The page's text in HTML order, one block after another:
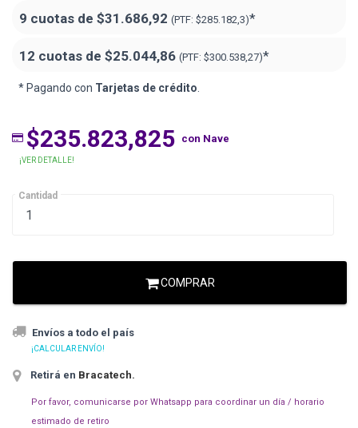
9 cuotas de $31.686,92 (PTF: $285.182,3)*
12 cuotas de $25.044,86 (PTF: $300.538,27)*
* Pagando con Tarjetas de crédito.
$235.823,825 con Nave
¡VER DETALLE!
Cantidad
COMPRAR
Envíos a todo el país
¡CALCULAR ENVÍO!
Retirá en Bracatech.
Por favor, comunicarse por Whatsapp para coordinar un día / horario
estimado de retiro